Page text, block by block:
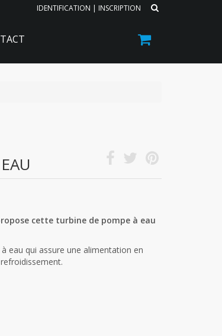
IDENTIFICATION | INSCRIPTION
cette turbine de pompe à eau
eau qui assure une alimentation en